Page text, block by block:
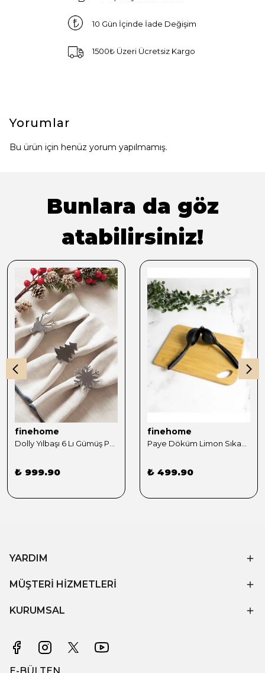
10 Gün İçinde İade Değişim
1500₺ Üzeri Ücretsiz Kargo
Yorumlar
Bu ürün için henüz yorum yapılmamış.
Bunlara da göz
atabilirsiniz!
finehome
₺ 999.90
finehome
₺ 499.90
YARDIM
MÜŞTERİ HİZMETLERİ
KURUMSAL